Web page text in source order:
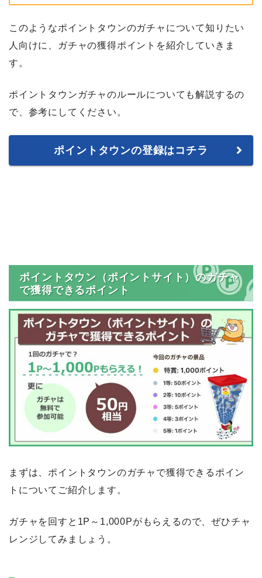
このようなポイントタウンのガチャについて知りたい
人向けに、ガチャの獲得ポイントを紹介していきま
す。
ポイントタウンガチャのルールについても解説するの
で、参考にしてください。
ポイントタウンの登録はコチラ
ポイントタウン（ポイントサイト）のガチャ
で獲得できるポイント
まずは、ポイントタウンのガチャで獲得できるポイン
トについてご紹介します。
ガチャを回すと1P～1,000Pがもらえるので、ぜひチャ
レンジしてみましょう。